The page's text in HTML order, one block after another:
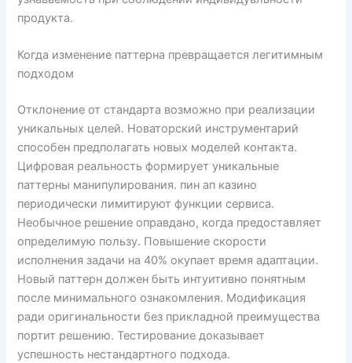
продукта.
Когда изменение паттерна превращается легитимным
подходом
Отклонение от стандарта возможно при реализации
уникальных целей. Новаторский инструментарий
способен предполагать новых моделей контакта.
Цифровая реальность формирует уникальные
паттерны манипулирования. пин ап казино
периодически лимитируют функции сервиса.
Необычное решение оправдано, когда предоставляет
определимую пользу. Повышение скорости
исполнения задачи на 40% окупает время адаптации.
Новый паттерн должен быть интуитивно понятным
после минимального ознакомления. Модификация
ради оригинальности без прикладной преимущества
портит решению. Тестирование доказывает
успешность нестандартного подхода.